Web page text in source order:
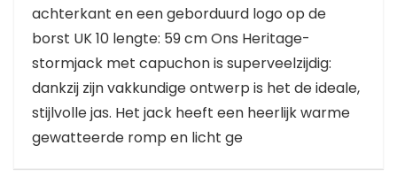
achterkant en een geborduurd logo op de
borst UK 10 lengte: 59 cm Ons Heritage-
stormjack met capuchon is superveelzijdig:
dankzij zijn vakkundige ontwerp is het de ideale,
stijlvolle jas. Het jack heeft een heerlijk warme
gewatteerde romp en licht ge